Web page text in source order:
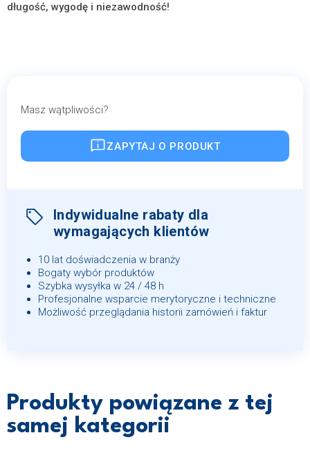
długość, wygodę i niezawodność!
Masz wątpliwości?
ZAPYTAJ O PRODUKT
Indywidualne rabaty dla
wymagających klientów
10 lat doświadczenia w branży
Bogaty wybór produktów
Szybka wysyłka w 24 / 48 h
Profesjonalne wsparcie merytoryczne i techniczne
Możliwość przeglądania historii zamówień i faktur
Produkty powiązane z tej
samej kategorii